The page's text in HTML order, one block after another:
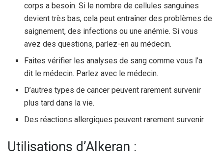
corps a besoin. Si le nombre de cellules sanguines
devient très bas, cela peut entraîner des problèmes de
saignement, des infections ou une anémie. Si vous
avez des questions, parlez-en au médecin.
Faites vérifier les analyses de sang comme vous l’a
dit le médecin. Parlez avec le médecin.
D’autres types de cancer peuvent rarement survenir
plus tard dans la vie.
Des réactions allergiques peuvent rarement survenir.
Utilisations d’Alkeran :